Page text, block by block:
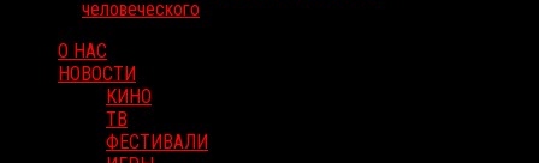
человеческого
О НАС
НОВОСТИ
КИНО
ТВ
ФЕСТИВАЛИ